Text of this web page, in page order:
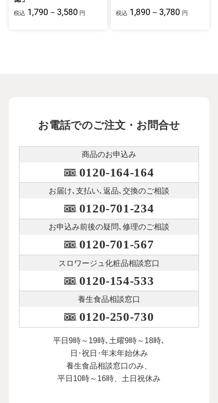
税込 1,790－3,580 円 税込 1,890－3,780 円
お電話でのご注文・お問合せ
商品のお申込み
0120-164-164
お届け､支払い､ 返品､交換のご相談
0120-701-234
お申込み前後の疑問､修理のご相談
0120-701-567
スロワージュ化粧品相談窓口
0120-154-533
養生食品相談窓口
0120-250-730
平日9時～19時､土曜9時～18時､
日･祝日･年末年始休み
養生食品相談窓口のみ、
平日10時～16時、土日祝休み